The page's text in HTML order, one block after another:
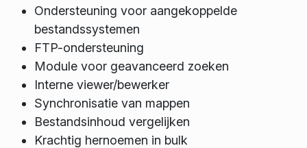
Ondersteuning voor aangekoppelde
bestandssystemen
FTP-ondersteuning
Module voor geavanceerd zoeken
Interne viewer/bewerker
Synchronisatie van mappen
Bestandsinhoud vergelijken
Krachtig hernoemen in bulk